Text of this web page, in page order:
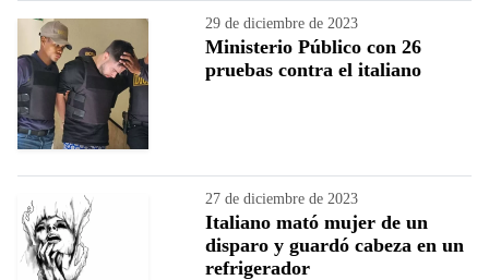
29 de diciembre de 2023
Ministerio Público con 26
pruebas contra el italiano
27 de diciembre de 2023
Italiano mató mujer de un
disparo y guardó cabeza en un
refrigerador